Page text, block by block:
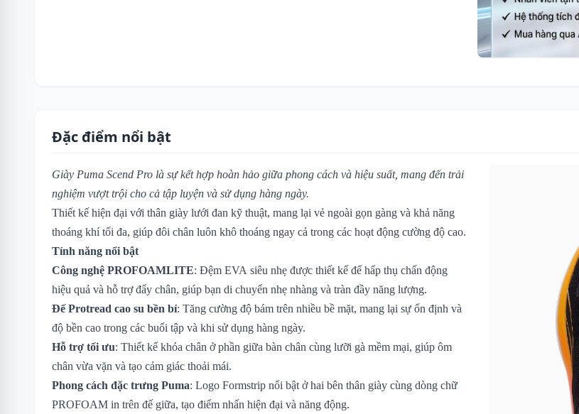
Đặc điểm nổi bật
Giày Puma Scend Pro là sự kết hợp hoàn hảo giữa phong cách và hiệu suất, mang đến trải
nghiệm vượt trội cho cả tập luyện và sử dụng hàng ngày.
Thiết kế hiện đại với thân giày lưới đan kỹ thuật, mang lại vẻ ngoài gọn gàng và khả năng
thoáng khí tối đa, giúp đôi chân luôn khô thoáng ngay cả trong các hoạt động cường độ cao.
Tính năng nổi bật
Công nghệ PROFOAMLITE: Đệm EVA siêu nhẹ được thiết kế để hấp thụ chấn động
hiệu quả và hỗ trợ đẩy chân, giúp bạn di chuyển nhẹ nhàng và tràn đầy năng lượng.
Đế Protread cao su bền bỉ: Tăng cường độ bám trên nhiều bề mặt, mang lại sự ổn định và
độ bền cao trong các buổi tập và khi sử dụng hàng ngày.
Hỗ trợ tối ưu: Thiết kế khóa chân ở phần giữa bàn chân cùng lưỡi gà mềm mại, giúp ôm
chân vừa vặn và tạo cảm giác thoải mái.
Phong cách đặc trưng Puma: Logo Formstrip nổi bật ở hai bên thân giày cùng dòng chữ
PROFOAM in trên đế giữa, tạo điểm nhấn hiện đại và năng động.